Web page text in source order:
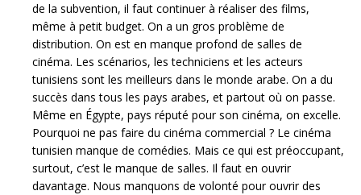
de la subvention, il faut continuer à réaliser des films,
même à petit budget. On a un gros problème de
distribution. On est en manque profond de salles de
cinéma. Les scénarios, les techniciens et les acteurs
tunisiens sont les meilleurs dans le monde arabe. On a du
succès dans tous les pays arabes, et partout où on passe.
Même en Égypte, pays réputé pour son cinéma, on excelle.
Pourquoi ne pas faire du cinéma commercial ? Le cinéma
tunisien manque de comédies. Mais ce qui est préoccupant,
surtout, c’est le manque de salles. Il faut en ouvrir
davantage. Nous manquons de volonté pour ouvrir des